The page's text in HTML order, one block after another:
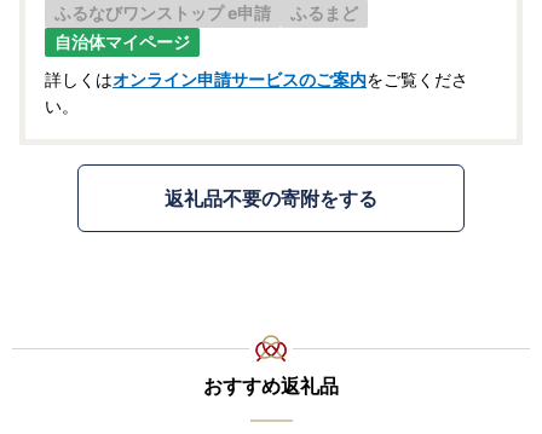
ふるなびワンストップ e申請
ふるまど
自治体マイページ
詳しくはオンライン申請サービスのご案内をご覧くださ
い。
返礼品不要の寄附をする
おすすめ返礼品